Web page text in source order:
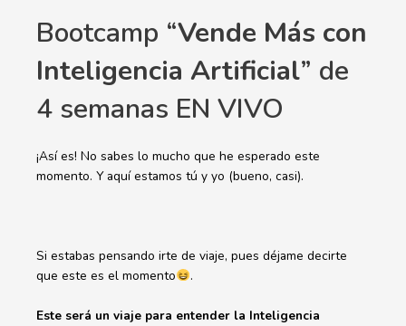
Bootcamp “Vende Más con
Inteligencia Artificial” de
4 semanas EN VIVO
¡Así es! No sabes lo mucho que he esperado este
momento. Y aquí estamos tú y yo (bueno, casi).
Si estabas pensando irte de viaje, pues déjame decirte
que este es el momento
.
Este será un viaje para entender la Inteligencia